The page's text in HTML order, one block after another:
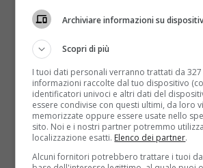
TUTTE LE PROPRIETÀ BENEFICHE
I ricercatori hanno confrontato
alimentari nel corso di due
partecipanti hanno mangiatodue
mentre nel secondo i volontari
assuntosei pasti al giorno. In
quantità totale di calorie
stessa. I risultati hanno dimostrato
secondo regime, si è registrata
Archiviare informazioni su
Scopri di più
I tuoi dati personali verranno trattati da
informazioni raccolte dal tuo dispositivo
identificatori univoci e altri dati del
essere condivise con questi ultimi, da loro
memorizzate oppure essere usate nello
sito. Noi e i nostri partner potremmo
localizzazione esatti. Elenco dei partner.
Alcuni fornitori potrebbero trattare i tuoi